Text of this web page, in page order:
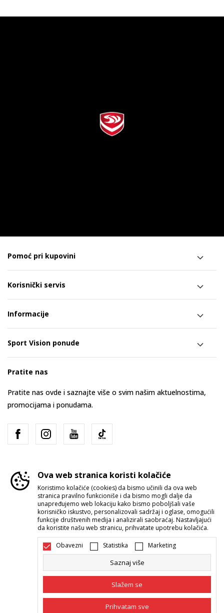
Pomoć pri kupovini
Korisnički servis
Informacije
Sport Vision ponude
Pratite nas
Pratite nas ovde i saznajte više o svim našim aktuelnostima,
promocijama i ponudama.
Srbija Promenite
Nastojimo da budemo što precizniji u opisu proizvoda, prikazu slika i
bez grešaka. Svi artikli prikazani na sajtu su deo naše ponude i ne
podrazumeva da su dostupni u svakom trenutku. Raspoloživost robe
možete proveriti pozivom Call Centra na 011 422 1422.
Ova web stranica koristi kolačiće
Koristimo kolačiće (cookies) da bismo učinili da ova web
stranica pravilno funkcioniše i da bismo mogli dalje da
unapređujemo web lokaciju kako bismo poboljšali vaše
korisničko iskustvo, personalizovali sadržaj i oglase, omogućili
funkcije društvenih medija i analizirali saobraćaj. Nastavljajući
da koristite našu web stranicu, prihvatate upotrebu kolačića.
Obavezni Statistika Marketing
Saznaj više
Slažem se
Prihvatam sve